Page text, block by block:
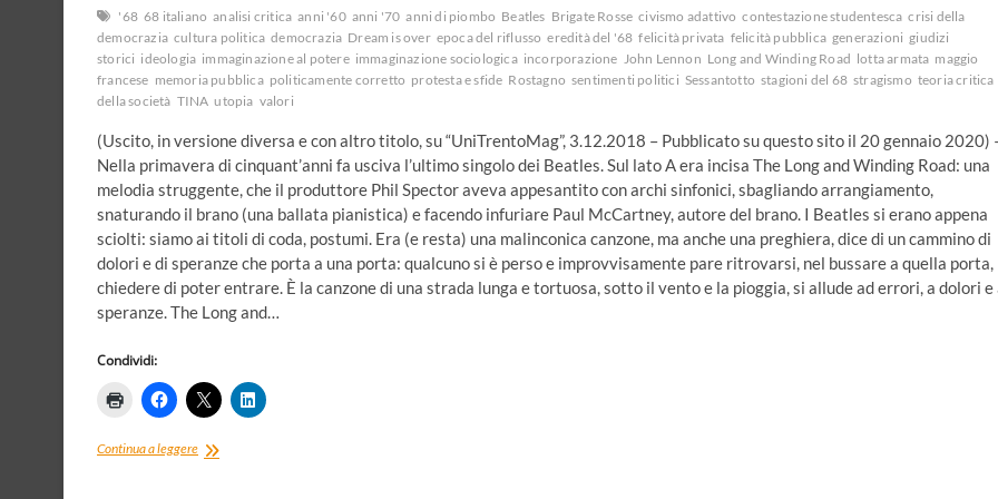
'68 68 italiano analisi critica anni '60 anni '70 anni di piombo Beatles Brigate Rosse civismo adattivo contestazione studentesca crisi della
democrazia cultura politica democrazia Dream is over epoca del riflusso eredità del '68 felicità privata felicità pubblica generazioni giudizi
storici ideologia immaginazione al potere immaginazione sociologica incorporazione John Lennon Long and Winding Road lotta armata maggio
francese memoria pubblica politicamente corretto protesta e sfide Rostagno sentimenti politici Sessantotto stagioni del 68 stragismo teoria critica
della società TINA utopia valori
(Uscito, in versione diversa e con altro titolo, su “UniTrentoMag”, 3.12.2018 – Pubblicato su questo sito il 20 gennaio 2020)
Nella primavera di cinquant’anni fa usciva l’ultimo singolo dei Beatles. Sul lato A era incisa The Long and Winding Road: una
melodia struggente, che il produttore Phil Spector aveva appesantito con archi sinfonici, sbagliando arrangiamento,
snaturando il brano (una ballata pianistica) e facendo infuriare Paul McCartney, autore del brano. I Beatles si erano appena
sciolti: siamo ai titoli di coda, postumi. Era (e resta) una malinconica canzone, ma anche una preghiera, dice di un cammino di
dolori e di speranze che porta a una porta: qualcuno si è perso e improvvisamente pare ritrovarsi, nel bussare a quella porta,
chiedere di poter entrare. È la canzone di una strada lunga e tortuosa, sotto il vento e la pioggia, si allude ad errori, a dolori e
speranze. The Long and…
Condividi:
Continua a leggereLong